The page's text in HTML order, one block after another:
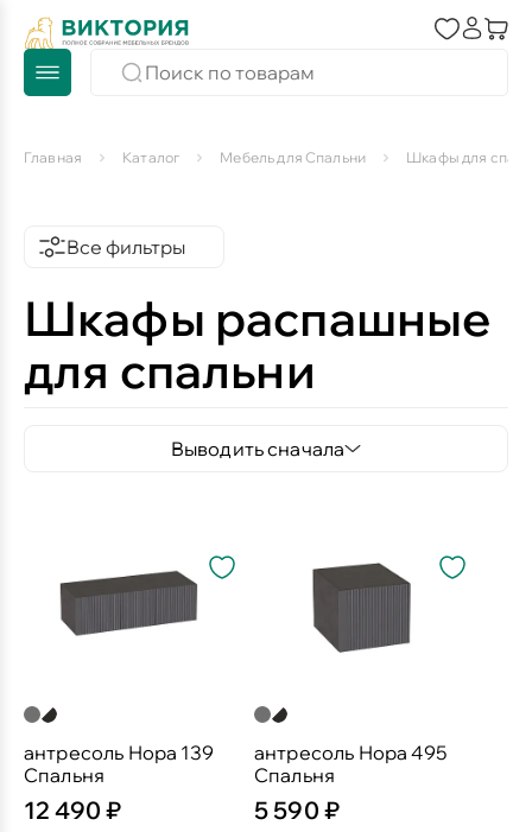
Главная Каталог Мебель для Спальни Шкафы для
Все фильтры
Шкафы распашные
для спальни
Выводить сначала
антресоль Нора 139
Спальня
12 490 ₽
антресоль Нора 495
Спальня
5 590 ₽